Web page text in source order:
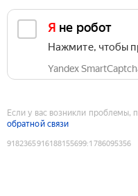
Я не робот
Нажмите, чтобы
Yandex
Если у вас возникли проблемы,
обратной связи
9182365916188155699:1786095356